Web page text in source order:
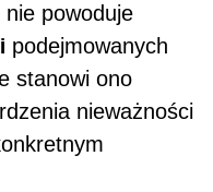
powoduje
podejmowanych
stanowi ono
nieważności